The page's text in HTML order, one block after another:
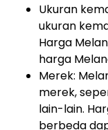
Ukuran
ukuran
Harga
harga
Merek:
merek,
lain-lain.
berbeda